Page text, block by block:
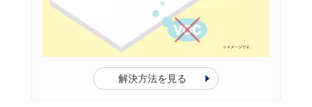
解決方法を見る